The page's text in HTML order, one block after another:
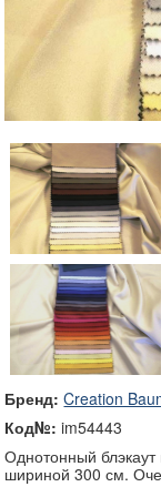
Бренд: Creation
Код№:im54443
Однотонный
шириной 300 см.